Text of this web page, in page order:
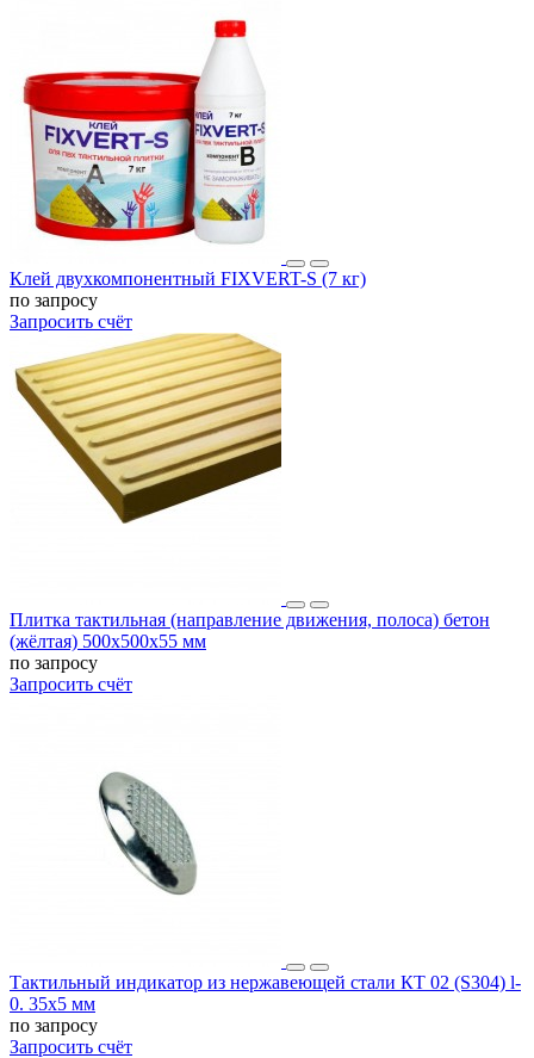
Клей двухкомпонентный FIXVERT-S (7 кг)
по запросу
Запросить счёт
Плитка тактильная (направление движения, полоса) бетон
(жёлтая) 500х500х55 мм
по запросу
Запросить счёт
Тактильный индикатор из нержавеющей стали КТ 02 (S304) l-
0. 35x5 мм
по запросу
Запросить счёт